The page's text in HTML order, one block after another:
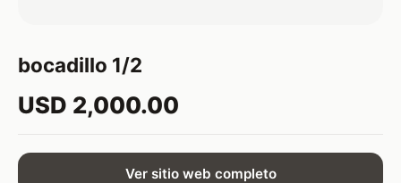
bocadillo 1/2
USD 2,000.00
Ver sitio web completo